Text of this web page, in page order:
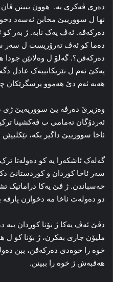
ده‌ری ڤه‌کری یه‌. هوون ببینن ڤان
نها ل سوورییێ مخابن ئه‌سه‌د
ده‌رکه‌ڤه‌. ئه‌ڤ یه‌ک نابه‌. ژ به‌ر
ده‌ما کو ئه‌ڤ ته‌رۆریست ل سه‌ر
ده‌رکه‌ڤن؟. گه‌لۆ ل وه‌لاتێن جودا
یه‌کێ ئه‌م ل نێزیکاتییه‌ک عادل
هه‌به‌ ئه‌م دێ هه‌موو پرسگرێکان
وه‌زیرێ ده‌رڤە یێ سووریه‌یێ ژی
ئه‌ردۆگان ته‌مامی ب ڤه‌کشینا
ئاخا سوورییێ داگیر بکه‌،
گه‌له‌ک ئاشکه‌را یه‌ کو ده‌وله‌تا
سه‌ر ئاخا کوردان و کوردستانێ
حه‌سباندن. ژ ڤێ یه‌کا دراماتیک
دو ده‌وله‌ت ئاخا مه‌ دخوازن
دڤێ ئه‌ڤ یه‌کا ژ بۆنا کوردان
ملیۆن جاری بفکرن، ژ بۆنا کو ل
خوه‌ را خوه‌دی ده‌رکه‌ڤن، ببن
هه‌ڤبه‌ش ژ خوه‌ را ببینن.